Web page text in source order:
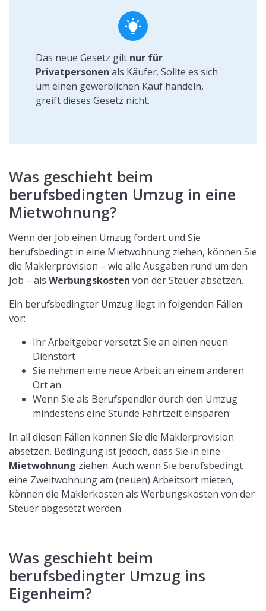
Das neue Gesetz gilt nur für
Privatpersonen als Käufer. Sollte es sich
um einen gewerblichen Kauf handeln,
greift dieses Gesetz nicht.
Was geschieht beim
berufsbedingten Umzug in eine
Mietwohnung?
Wenn der Job einen Umzug fordert und Sie
berufsbedingt in eine Mietwohnung ziehen, können Sie
die Maklerprovision – wie alle Ausgaben rund um den
Job – als Werbungskosten von der Steuer absetzen.
Ein berufsbedingter Umzug liegt in folgenden Fällen
vor:
Ihr Arbeitgeber versetzt Sie an einen neuen
Dienstort
Sie nehmen eine neue Arbeit an einem anderen
Ort an
Wenn Sie als Berufspendler durch den Umzug
mindestens eine Stunde Fahrtzeit einsparen
In all diesen Fällen können Sie die Maklerprovision
absetzen. Bedingung ist jedoch, dass Sie in eine
Mietwohnung ziehen. Auch wenn Sie berufsbedingt
eine Zweitwohnung am (neuen) Arbeitsort mieten,
können die Maklerkosten als Werbungskosten von der
Steuer abgesetzt werden.
Was geschieht beim
berufsbedingter Umzug ins
Eigenheim?